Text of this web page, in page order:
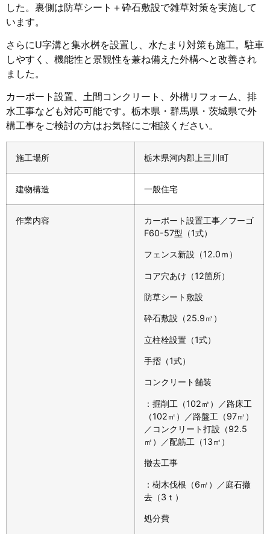
した。裏側は防草シート＋砕石敷設で雑草対策を実施して
います。
さらにU字溝と集水桝を設置し、水たまり対策も施工。駐車
しやすく、機能性と景観性を兼ね備えた外構へと改善され
ました。
カーポート設置、土間コンクリート、外構リフォーム、排
水工事なども対応可能です。栃木県・群馬県・茨城県で外
構工事をご検討の方はお気軽にご相談ください。
施工場所 栃木県河内郡上三川町
建物構造 一般住宅
作業内容
カーポート設置工事／フーゴ
F60-57型（1式）
フェンス新設（12.0ｍ）
コア穴あけ（12箇所）
防草シート敷設
砕石敷設（25.9㎡）
立柱栓設置（1式）
手摺（1式）
コンクリート舗装
：掘削工（102㎡）／路床工
（102㎡）／路盤工（97㎡）
／コンクリート打設（92.5
㎡）／配筋工（13㎡）
撤去工事
：樹木伐根（6㎡）／庭石撤
去（3ｔ）
処分費